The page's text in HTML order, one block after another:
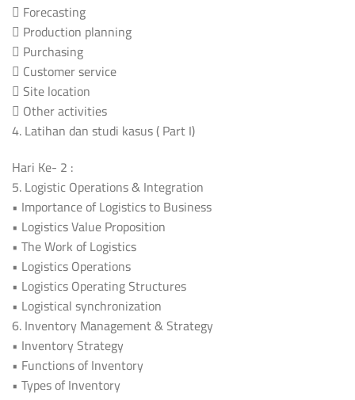
 Forecasting
 Production planning
 Purchasing
 Customer service
 Site location
 Other activities
4. Latihan dan studi kasus ( Part I)
Hari Ke- 2 :
5. Logistic Operations & Integration
• Importance of Logistics to Business
• Logistics Value Proposition
• The Work of Logistics
• Logistics Operations
• Logistics Operating Structures
• Logistical synchronization
6. Inventory Management & Strategy
• Inventory Strategy
• Functions of Inventory
• Types of Inventory